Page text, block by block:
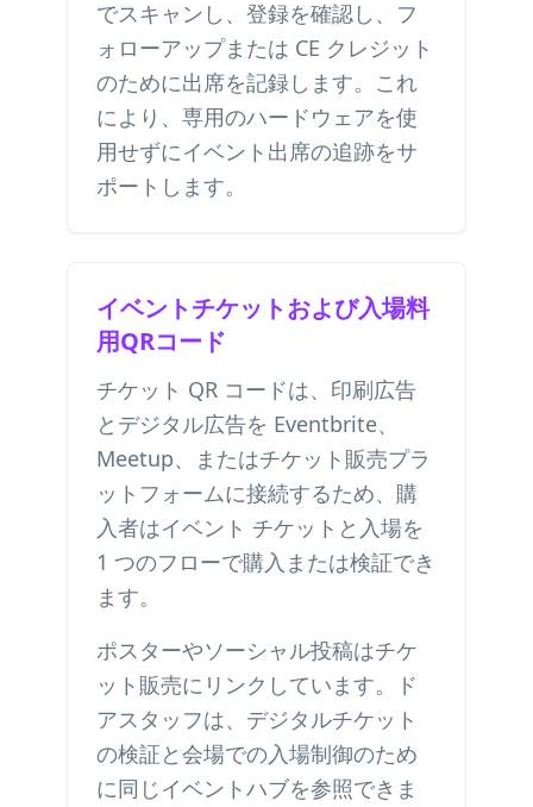
でスキャンし、登録を確認し、フ
ォローアップまたは CE クレジット
のために出席を記録します。これ
により、専用のハードウェアを使
用せずにイベント出席の追跡をサ
ポートします。
イベントチケットおよび入場料
用QRコード
チケット QR コードは、印刷広告
とデジタル広告を Eventbrite、
Meetup、またはチケット販売プラ
ットフォームに接続するため、購
入者はイベント チケットと入場を
1 つのフローで購入または検証でき
ます。
ポスターやソーシャル投稿はチケ
ット販売にリンクしています。ド
アスタッフは、デジタルチケット
の検証と会場での入場制御のため
に同じイベントハブを参照できま